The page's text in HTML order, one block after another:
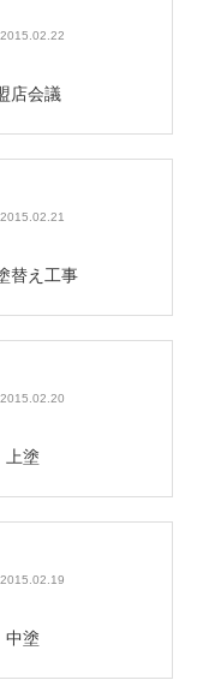
2015.02.22
店会議
2015.02.21
替え工事
2015.02.20
塗
2015.02.19
塗